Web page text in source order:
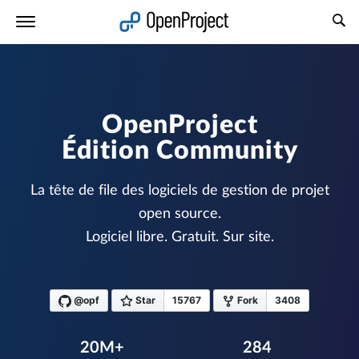
OpenProject
Édition Community
La tête de file des logiciels de gestion de projet
open source.
Logiciel libre. Gratuit. Sur site.
@opf Star 15767 Fork 3408
20M+ 284
Ouvrir le lien dans un nouvel onglet